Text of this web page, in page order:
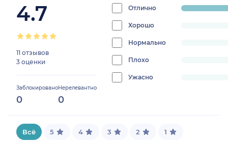
4.7
11 отзывов
3 оценки
Заблокировано
0
Нерелевантно
0
Отлично
progress:
Хорошо
0%
Нормально
0%
Плохо
progress:
Ужасно
0%
Всё 5 4 3 2 1